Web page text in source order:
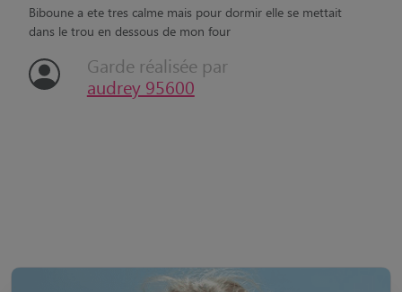
Biboune a ete tres calme mais pour dormir elle se mettait
dans le trou en dessous de mon four
Garde réalisée par
audrey 95600